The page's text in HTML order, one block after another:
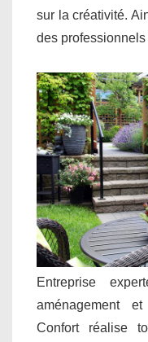
sur la créativité.
des
Entreprise
aménagement
Confort réalise